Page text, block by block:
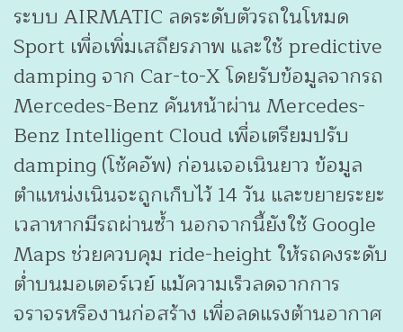
ระบบ AIRMATIC ลดระดับตัวรถในโหมด
Sport เพื่อเพิ่มเสถียรภาพ และใช้ predictive
damping จาก Car-to-X โดยรับข้อมูลจากรถ
Mercedes-Benz คันหน้าผ่าน Mercedes-
Benz Intelligent Cloud เพื่อเตรียมปรับ
damping (โช้คอัพ) ก่อนเจอเนินยาว ข้อมูล
ตำแหน่งเนินจะถูกเก็บไว้ 14 วัน และขยายระยะ
เวลาหากมีรถผ่านซ้ำ นอกจากนี้ยังใช้ Google
Maps ช่วยควบคุม ride-height ให้รถคงระดับ
ต่ำบนมอเตอร์เวย์ แม้ความเร็วลดจากการ
จราจรหรืองานก่อสร้าง เพื่อลดแรงต้านอากาศ